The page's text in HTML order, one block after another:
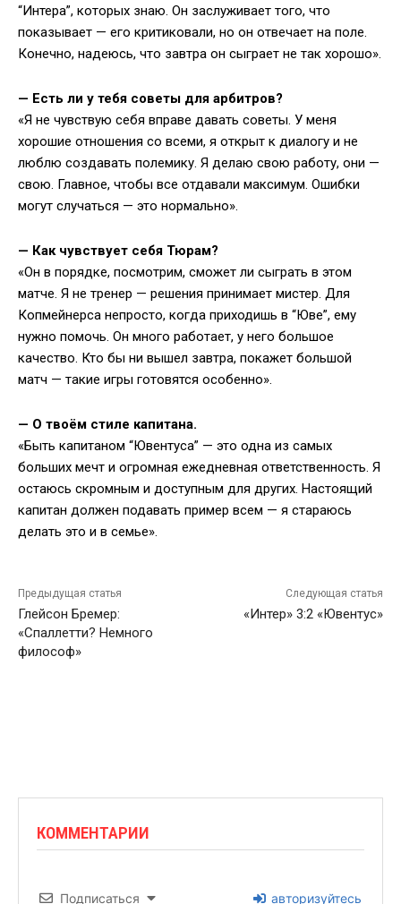
“Интера”, которых знаю. Он заслуживает того, что
показывает — его критиковали, но он отвечает на поле.
Конечно, надеюсь, что завтра он сыграет не так хорошо».
— Есть ли у тебя советы для арбитров?
«Я не чувствую себя вправе давать советы. У меня
хорошие отношения со всеми, я открыт к диалогу и не
люблю создавать полемику. Я делаю свою работу, они —
свою. Главное, чтобы все отдавали максимум. Ошибки
могут случаться — это нормально».
— Как чувствует себя Тюрам?
«Он в порядке, посмотрим, сможет ли сыграть в этом
матче. Я не тренер — решения принимает мистер. Для
Копмейнерса непросто, когда приходишь в “Юве”, ему
нужно помочь. Он много работает, у него большое
качество. Кто бы ни вышел завтра, покажет большой
матч — такие игры готовятся особенно».
— О твоём стиле капитана.
«Быть капитаном “Ювентуса” — это одна из самых
больших мечт и огромная ежедневная ответственность. Я
остаюсь скромным и доступным для других. Настоящий
капитан должен подавать пример всем — я стараюсь
делать это и в семье».
Предыдущая статья
Глейсон Бремер:
«Спаллетти? Немного
философ»
Следующая статья
«Интер» 3:2 «Ювентус»
КОММЕНТАРИИ
Подписаться авторизуйтесь